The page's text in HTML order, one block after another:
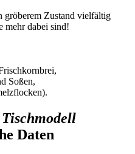
gröberem Zustand vielfältig
mehr dabei sind!
Soßen,
Daten